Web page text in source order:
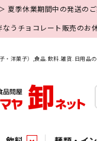
夏季休業期間中の発送の
うチョコレート販売のお
・洋菓子）,食品.飲料.雑貨.日用品